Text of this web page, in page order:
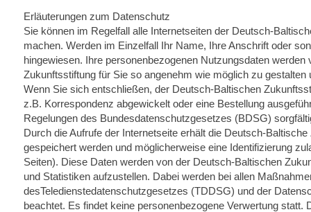
Erläuterungen zum Datenschutz
Sie können im Regelfall alle Internetseiten der Deutsch-
machen. Werden im Einzelfall Ihr Name, Ihre Anschrift oder
hingewiesen. Ihre personenbezogenen Nutzungsdaten
Zukunftsstiftung für Sie so angenehm wie möglich zu gestalten
Wenn Sie sich entschließen, der Deutsch-Baltischen
z.B. Korrespondenz abgewickelt oder eine Bestellung
Regelungen des Bundesdatenschutzgesetzes (BDSG)
Durch die Aufrufe der Internetseite erhält die Deutsch-
gespeichert werden und möglicherweise eine Identifizierung
Seiten). Diese Daten werden von der Deutsch-Baltischen
und Statistiken aufzustellen. Dabei werden bei allen
desTeledienstedatenschutzgesetzes (TDDSG) und der
beachtet. Es findet keine personenbezogene Verwertung